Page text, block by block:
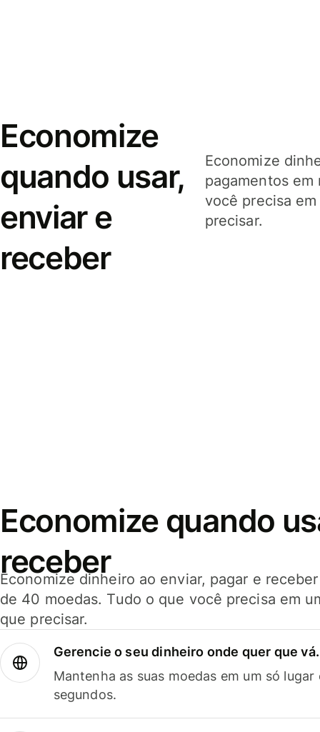
Economize
quando usar,
enviar e
receber
Economize
pagamentos
você precisa
precisar.
Economize quando
receber
Economize dinheiro ao enviar, pagar e
de 40 moedas. Tudo o que você precisa em
que precisar.
Gerencie o seu dinheiro onde quer que vá.
Mantenha as suas moedas em um só
segundos.